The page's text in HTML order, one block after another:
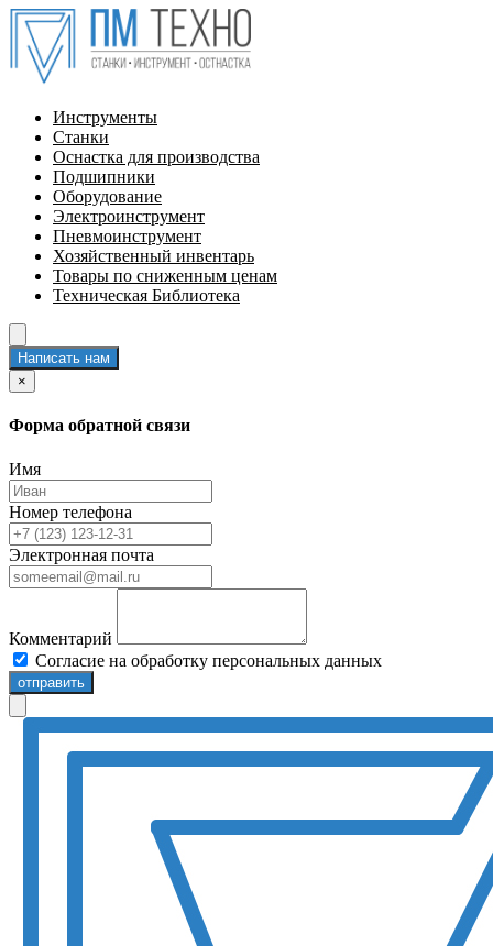
Инструменты
Станки
Оснастка для производства
Подшипники
Оборудование
Электроинструмент
Пневмоинструмент
Хозяйственный инвентарь
Товары по сниженным ценам
Техническая Библиотека
Написать нам
×
Форма обратной связи
Имя
Номер телефона
Электронная почта
Комментарий
Согласие на обработку персональных данных
отправить